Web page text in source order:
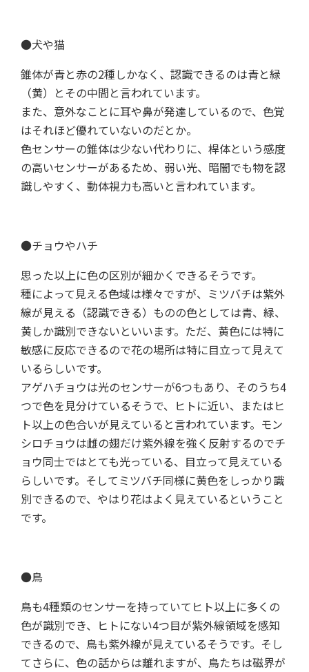
●犬や猫
錐体が青と赤の2種しかなく、認識できるのは青と緑
（黄）とその中間と言われています。
また、意外なことに耳や鼻が発達しているので、色覚
はそれほど優れていないのだとか。
色センサーの錐体は少ない代わりに、桿体という感度
の高いセンサーがあるため、弱い光、暗闇でも物を認
識しやすく、動体視力も高いと言われています。
●チョウやハチ
思った以上に色の区別が細かくできるそうです。
種によって見える色域は様々ですが、ミツバチは紫外
線が見える（認識できる）ものの色としては青、緑、
黄しか識別できないといいます。ただ、黄色には特に
敏感に反応できるので花の場所は特に目立って見えて
いるらしいです。
アゲハチョウは光のセンサーが6つもあり、そのうち4
つで色を見分けているそうで、ヒトに近い、またはヒ
ト以上の色合いが見えていると言われています。モン
シロチョウは雌の翅だけ紫外線を強く反射するのでチ
ョウ同士ではとても光っている、目立って見えている
らしいです。そしてミツバチ同様に黄色をしっかり識
別できるので、やはり花はよく見えているということ
です。
●鳥
鳥も4種類のセンサーを持っていてヒト以上に多くの
色が識別でき、ヒトにない4つ目が紫外線領域を感知
できるので、鳥も紫外線が見えているそうです。そし
てさらに、色の話からは離れますが、鳥たちは磁界が